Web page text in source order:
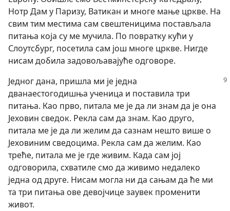
Нотр Дам у Паризу, Ватикан и многе мање цркве. На
свим тим местима сам свештеницима постављала
питања која су ме мучила. По повратку кући у
Слоутсбург, посетила сам још многе цркве. Нигде
нисам добила задовољавајуће одговоре.
Једног дана, пришла ми је једна
дванаестогодишња ученица и поставила три
питања. Као прво, питала ме је да ли знам да је она
Јеховин сведок. Рекла сам да знам. Као друго,
питала ме је да ли желим да сазнам нешто више о
Јеховиним сведоцима. Рекла сам да желим. Као
треће, питала ме је где живим. Када сам јој
одговорила, схватиле смо да живимо недалеко
једна од друге. Нисам могла ни да сањам да ће ми
та три питања ове девојчице заувек променити
живот.